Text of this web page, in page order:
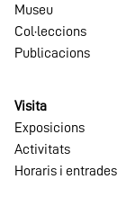
Museu
Col·leccions
Publicacions
Visita
Exposicions
Activitats
Horaris i entrades